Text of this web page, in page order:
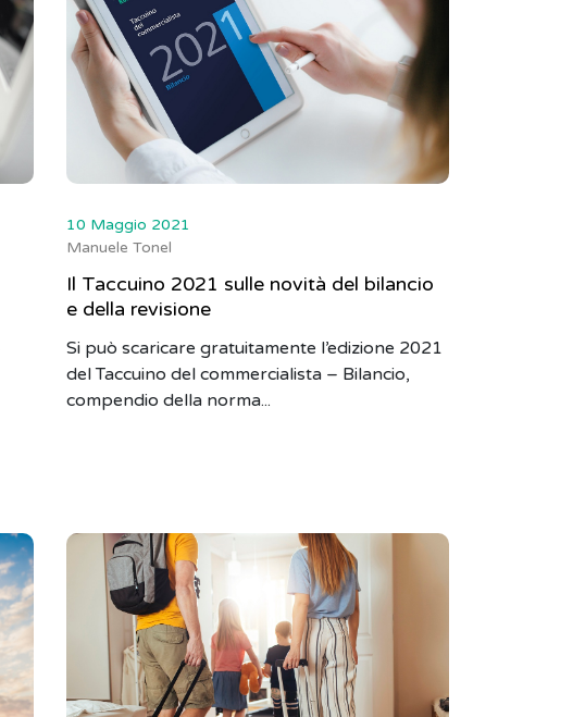
10 Maggio 2021
Manuele Tonel
Il Taccuino 2021 sulle novità del bilancio
e della revisione
Si può scaricare gratuitamente l’edizione 2021
del Taccuino del commercialista – Bilancio,
compendio della norma...